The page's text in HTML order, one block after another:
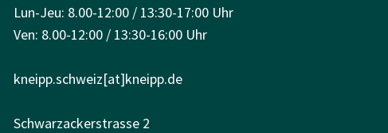
Lun-Jeu: 8.00-12:00 / 13:30-17:00 Uhr
Ven: 8.00-12:00 / 13:30-16:00 Uhr
kneipp.schweiz[at]kneipp.de
Schwarzackerstrasse 2